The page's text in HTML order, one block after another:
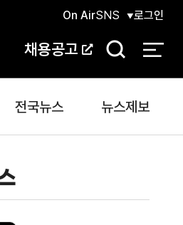
채용공고
On AirSNS 로그인
검
전국뉴스 뉴스제보